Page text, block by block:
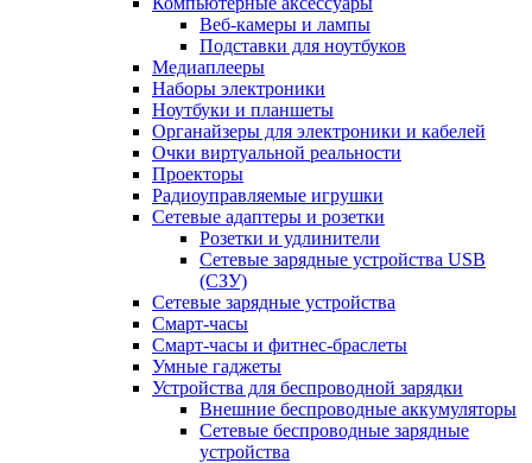
Веб-камеры и лампы
Подставки для ноутбуков
Медиаплееры
Наборы электроники
Ноутбуки и планшеты
Органайзеры для электроники и кабелей
Очки виртуальной реальности
Проекторы
Радиоуправляемые игрушки
Сетевые адаптеры и розетки
Розетки и удлинители
Сетевые зарядные устройства USB
(СЗУ)
Сетевые зарядные устройства
Смарт-часы
Смарт-часы и фитнес-браслеты
Умные гаджеты
Устройства для беспроводной зарядки
Внешние беспроводные аккумуляторы
Сетевые беспроводные зарядные
устройства